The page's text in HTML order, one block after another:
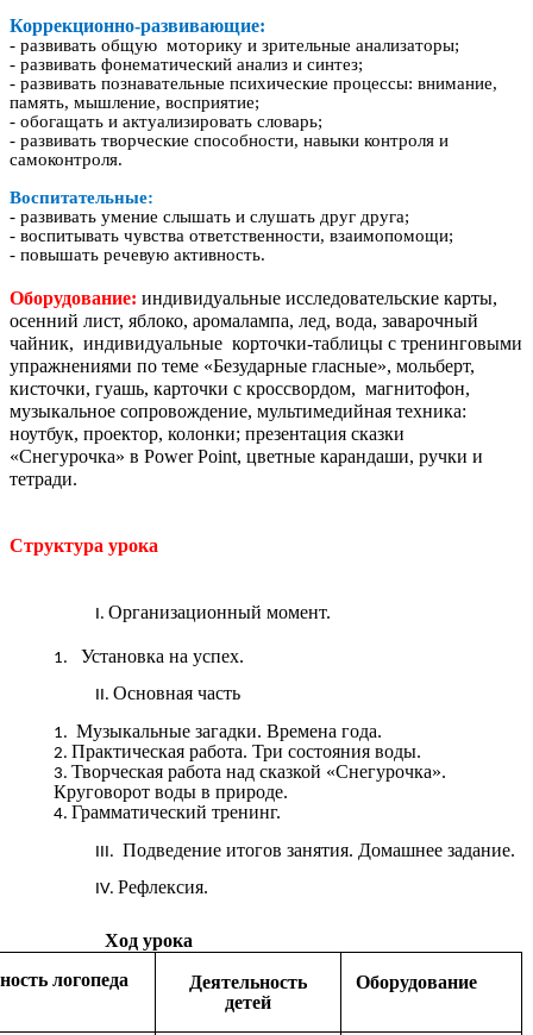
Коррекционно-развивающие:
- развивать общую моторику и зрительные анализаторы;
- развивать фонематический анализ и синтез;
- развивать познавательные психические процессы: внимание,
память, мышление, восприятие;
- обогащать и актуализировать словарь;
- развивать творческие способности, навыки контроля и
самоконтроля.
Воспитательные:
- развивать умение слышать и слушать друг друга;
- воспитывать чувства ответственности, взаимопомощи;
- повышать речевую активность.
Оборудование: индивидуальные исследовательские карты,
осенний лист, яблоко, аромалампа, лед, вода, заварочный
чайник, индивидуальные корточки-таблицы с тренинговыми
упражнениями по теме «Безударные гласные», мольберт,
кисточки, гуашь, карточки с кроссвордом, магнитофон,
музыкальное сопровождение, мультимедийная техника:
ноутбук, проектор, колонки; презентация сказки
«Снегурочка» в Power Point, цветные карандаши, ручки и
тетради.
Структура урока
Организационный момент.
Установка на успех.
Основная часть
Музыкальные загадки. Времена года.
Практическая работа. Три состояния воды.
Творческая работа над сказкой «Снегурочка».
Круговорот воды в природе.
Грамматический тренинг.
Подведение итогов занятия. Домашнее задание.
Рефлексия.
Ход урока
логопеда
Деятельность
детей
Оборудование